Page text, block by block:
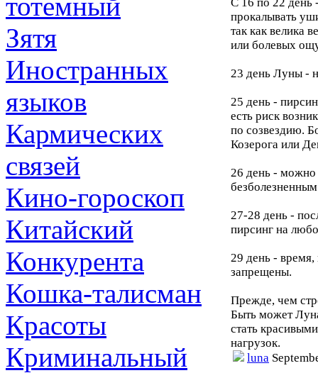
Зятя
Иностранных
языков
Кармических
связей
Кино-гороскоп
Китайский
Конкурента
Кошка-талисман
Красоты
Криминальный
прокалывать
так как велика
или болевых
23 день Луны -
25 день -
есть риск
по созвездию.
Козерога или
26 день - можно
27-28 день -
пирсинг на
29 день - время,
запрещены.
Прежде, чем
Быть может
стать
нагрузок.
luna